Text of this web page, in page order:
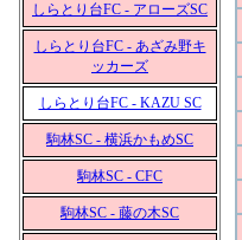
しらとり台FC - アローズSC
しらとり台FC - あざみ野キ
ッカーズ
しらとり台FC - KAZU SC
駒林SC - 横浜かもめSC
駒林SC - CFC
駒林SC - 藤の木SC